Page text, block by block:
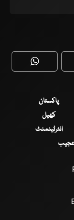
WhatsApp
پاکستان
کھیل
انٹرٹینمنٹ